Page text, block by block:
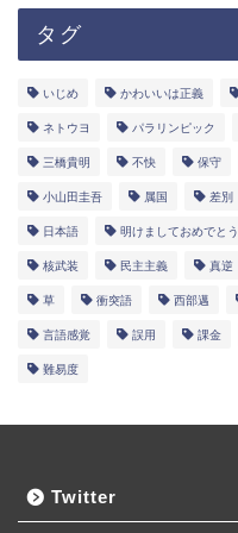
タグ
いじめ かわいいは正義
ネトウヨ パラリンピック
三橋貴明 不快 保守
小山田圭吾 属国 差別
日本語 明けましておめでとう
核武装 民主主義 真逆
草 衝突語 西部邁
言語感覚 誤用 課金
難易度
Twitter